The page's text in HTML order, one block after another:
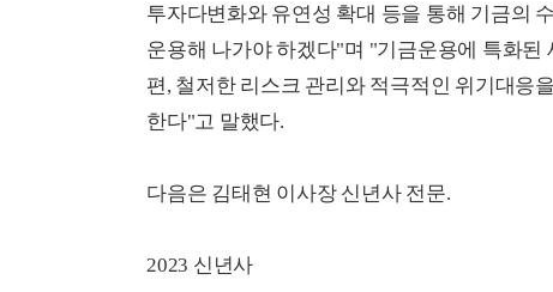
투자다변화와 유연성 확대 등을 통해 기금의
운용해 나가야 하겠다"며 "기금운용에 특화
편, 철저한 리스크 관리와 적극적인 위기대응
한다"고 말했다.
다음은 김태현 이사장 신년사 전문.
2023 신년사